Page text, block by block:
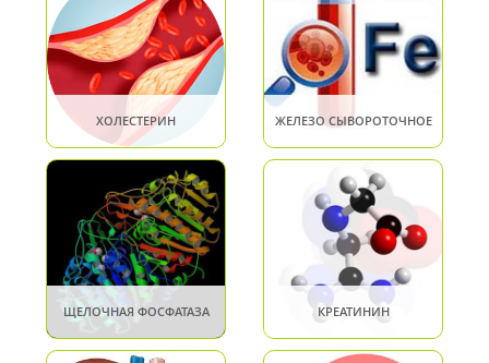
ХОЛЕСТЕРИН ЖЕЛЕЗО СЫВОРОТОЧНОЕ
ЩЕЛОЧНАЯ ФОСФАТАЗА КРЕАТИНИН